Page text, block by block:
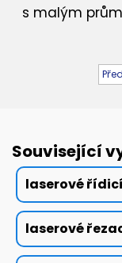
s malým
Související
laserové
laserové